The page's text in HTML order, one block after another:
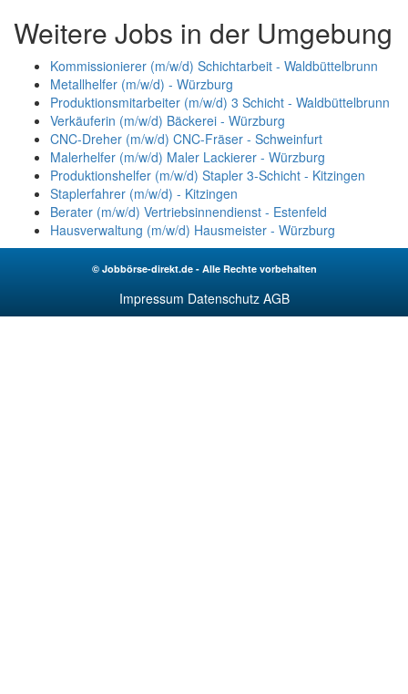
Weitere Jobs in der Umgebung
Kommissionierer (m/w/d) Schichtarbeit - Waldbüttelbrunn
Metallhelfer (m/w/d) - Würzburg
Produktionsmitarbeiter (m/w/d) 3 Schicht - Waldbüttelbrunn
Verkäuferin (m/w/d) Bäckerei - Würzburg
CNC-Dreher (m/w/d) CNC-Fräser - Schweinfurt
Malerhelfer (m/w/d) Maler Lackierer - Würzburg
Produktionshelfer (m/w/d) Stapler 3-Schicht - Kitzingen
Staplerfahrer (m/w/d) - Kitzingen
Berater (m/w/d) Vertriebsinnendienst - Estenfeld
Hausverwaltung (m/w/d) Hausmeister - Würzburg
© Jobbörse-direkt.de - Alle Rechte vorbehalten
Impressum Datenschutz AGB